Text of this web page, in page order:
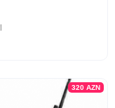
320 AZN